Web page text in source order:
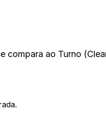
compara ao Turno